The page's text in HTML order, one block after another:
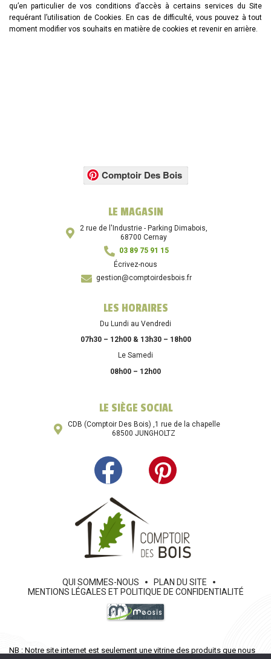
qu’en particulier de vos conditions d’accès à certains services du Site
requérant l’utilisation de Cookies. En cas de difficulté, vous pouvez à tout
moment modifier vos souhaits en matière de cookies et revenir en arrière.
Comptoir Des Bois
LE MAGASIN
2 rue de l'Industrie - Parking Dimabois,
68700 Cernay
03 89 75 91 15
Écrivez-nous
gestion@comptoirdesbois.fr
LES HORAIRES
Du Lundi au Vendredi
07h30 – 12h00 & 13h30 – 18h00
Le Samedi
08h00 – 12h00
LE SIÈGE SOCIAL
CDB (Comptoir Des Bois) ,1 rue de la chapelle
68500 JUNGHOLTZ
QUI SOMMES-NOUS
PLAN DU SITE
MENTIONS LÉGALES ET POLITIQUE DE CONFIDENTIALITÉ
NB : Notre site internet est seulement une vitrine des produits que nous